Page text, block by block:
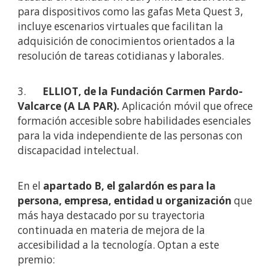
para dispositivos como las gafas Meta Quest 3,
incluye escenarios virtuales que facilitan la
adquisición de conocimientos orientados a la
resolución de tareas cotidianas y laborales.
3. ELLIOT, de la Fundación Carmen Pardo-
Valcarce (A LA PAR). Aplicación móvil que ofrece
formación accesible sobre habilidades esenciales
para la vida independiente de las personas con
discapacidad intelectual.
En el apartado B, el galardón es para la
persona, empresa, entidad u organización que
más haya destacado por su trayectoria
continuada en materia de mejora de la
accesibilidad a la tecnología. Optan a este
premio: